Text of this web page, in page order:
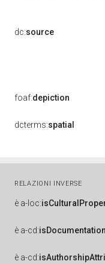
dc:source
foaf:depiction
dcterms:spatial
RELAZIONI INVERSE
è a-loc:
è a-cd:
è a-cd: